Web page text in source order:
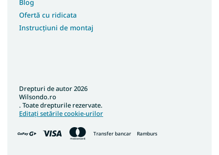
Blog
Ofertă cu ridicata
Instrucțiuni de montaj
Transfer bancar Ramburs
Drepturi de autor 2026
Wilsondo.ro
. Toate drepturile rezervate.
Editați setările cookie-urilor